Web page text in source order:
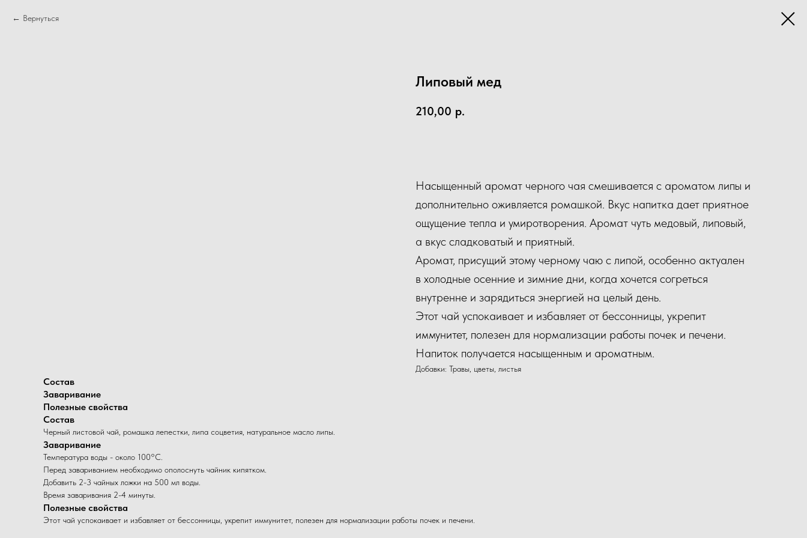
Вернуться
Липовый мед
210,00 р.
Насыщенный аромат черного чая смешивается с ароматом липы и
дополнительно оживляется ромашкой. Вкус напитка дает приятное
ощущение тепла и умиротворения. Аромат чуть медовый, липовый,
а вкус сладковатый и приятный.
Аромат, присущий этому черному чаю с липой, особенно актуален
в холодные осенние и зимние дни, когда хочется согреться
внутренне и зарядиться энергией на целый день.
Этот чай успокаивает и избавляет от бессонницы, укрепит
иммунитет, полезен для нормализации работы почек и печени.
Напиток получается насыщенным и ароматным.
Добавки: Травы, цветы, листья
Состав
Заваривание
Полезные свойства
Состав
Черный листовой чай, ромашка лепестки, липа соцветия, натуральное масло липы.
Заваривание
Температура воды - около 100°C.
Перед завариванием необходимо ополоснуть чайник кипятком.
Добавить 2-3 чайных ложки на 500 мл воды.
Время заваривания 2-4 минуты.
Полезные свойства
Этот чай успокаивает и избавляет от бессонницы, укрепит иммунитет, полезен для нормализации работы почек и печени.